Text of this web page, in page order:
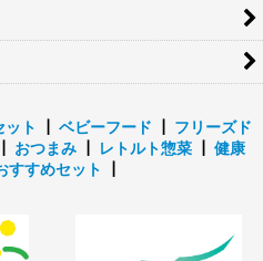
ット ベビーフード
フリーズド
おつまみ レトルト惣菜
健康
すすめセット